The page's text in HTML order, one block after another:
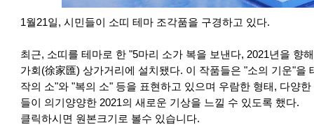
1월21일, 시민들이 소띠 테마 조각품을 구경하고 있다.
최근, 소띠를 테마로 한 "5마리 소가 복을 보낸다, 2021년을 향
가회(徐家匯) 상가거리에 설치됐다. 이 작품들은 "소의 기운"을
작의 소"와 "복의 소" 등을 표현하고 있으며 우람한 형태, 다양
들이 의기양양한 2021의 새로운 기상을 느낄 수 있도록 했다.
클릭하시면 원본크기로 볼수 있습니다.